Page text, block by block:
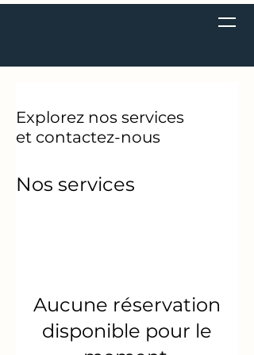
Explorez nos services
et contactez-nous
Nos services
Aucune réservation
disponible pour le